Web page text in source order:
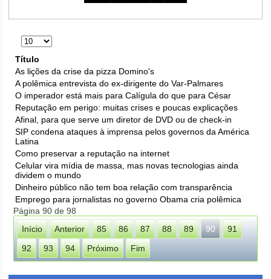
Exibir
#
Título
As lições da crise da pizza Domino's
A polêmica entrevista do ex-dirigente do Var-Palmares
O imperador está mais para Calígula do que para César
Reputação em perigo: muitas crises e poucas explicações
Afinal, para que serve um diretor de DVD ou de check-in
SIP condena ataques à imprensa pelos governos da América
Latina
Como preservar a reputação na internet
Celular vira mídia de massa, mas novas tecnologias ainda
dividem o mundo
Dinheiro público não tem boa relação com transparência
Emprego para jornalistas no governo Obama cria polêmica
Página 90 de 98
Início
Anterior 85 86 87 88 89 90
91
92
93 94 Próximo Fim